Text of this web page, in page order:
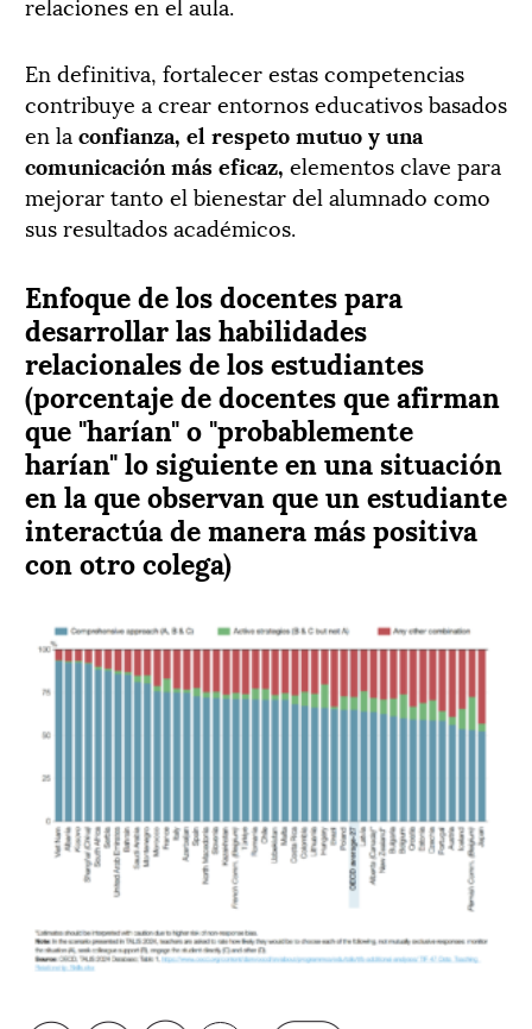
En definitiva, fortalecer estas competencias
contribuye a crear entornos educativos basados
en la confianza, el respeto mutuoy una
comunicación más eficaz, elementos clave para
mejorar tanto el bienestar del alumnado como
sus resultados académicos.
Enfoque de los docentes para
desarrollar las habilidades
relacionales de los estudiantes
(porcentaje de docentes que afirman
que "harían" o "probablemente
harían" lo siguiente en una situación
en la que observan que un estudiante
interactúa de manera más positiva
con otro colega)